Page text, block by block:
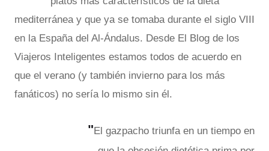
mediterránea y que ya se tomaba durante el siglo VIII
en la España del Al-Ándalus. Desde El Blog de los
Viajeros Inteligentes estamos todos de acuerdo en
que el verano (y también invierno para los más
fanáticos) no sería lo mismo sin él.
"El gazpacho triunfa en un tiempo en